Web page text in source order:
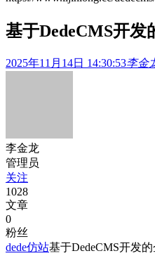
基于DedeCMS开
2025年11月14日 14:30:53李金
李金龙
管理员
关注
1028
文章
0
粉丝
dede仿站基于DedeCMS开发